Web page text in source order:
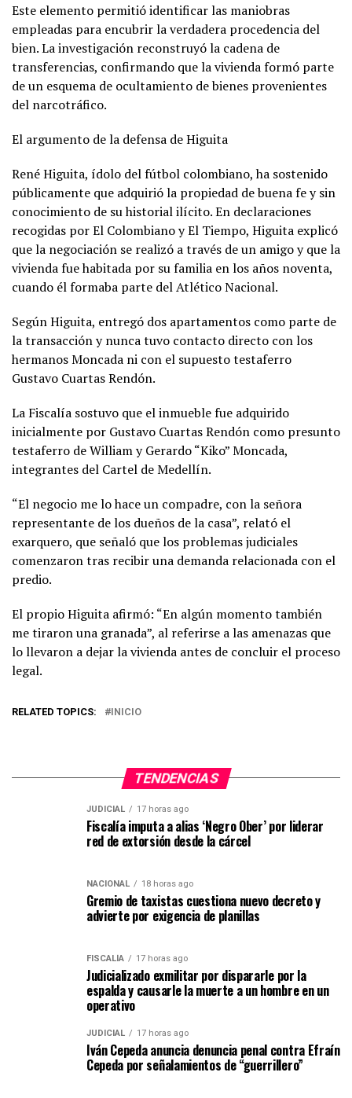
Este elemento permitió identificar las maniobras
empleadas para encubrir la verdadera procedencia del
bien. La investigación reconstruyó la cadena de
transferencias, confirmando que la vivienda formó parte
de un esquema de ocultamiento de bienes provenientes
del narcotráfico.
El argumento de la defensa de Higuita
René Higuita, ídolo del fútbol colombiano, ha sostenido
públicamente que adquirió la propiedad de buena fe y sin
conocimiento de su historial ilícito. En declaraciones
recogidas por El Colombiano y El Tiempo, Higuita explicó
que la negociación se realizó a través de un amigo y que la
vivienda fue habitada por su familia en los años noventa,
cuando él formaba parte del Atlético Nacional.
Según Higuita, entregó dos apartamentos como parte de
la transacción y nunca tuvo contacto directo con los
hermanos Moncada ni con el supuesto testaferro
Gustavo Cuartas Rendón.
La Fiscalía sostuvo que el inmueble fue adquirido
inicialmente por Gustavo Cuartas Rendón como presunto
testaferro de William y Gerardo “Kiko” Moncada,
integrantes del Cartel de Medellín.
“El negocio me lo hace un compadre, con la señora
representante de los dueños de la casa”, relató el
exarquero, que señaló que los problemas judiciales
comenzaron tras recibir una demanda relacionada con el
predio.
El propio Higuita afirmó: “En algún momento también
me tiraron una granada”, al referirse a las amenazas que
lo llevaron a dejar la vivienda antes de concluir el proceso
legal.
RELATED TOPICS: INICIO
TENDENCIAS
JUDICIAL 17 horas ago
Fiscalía imputa a alias ‘Negro Ober’ por liderar
red de extorsión desde la cárcel
NACIONAL 18 horas ago
Gremio de taxistas cuestiona nuevo decreto y
advierte por exigencia de planillas
FISCALÍA 17 horas ago
Judicializado exmilitar por dispararle por la
espalda y causarle la muerte a un hombre en un
operativo
JUDICIAL 17 horas ago
Iván Cepeda anuncia denuncia penal contra Efraín
Cepeda por señalamientos de “guerrillero”